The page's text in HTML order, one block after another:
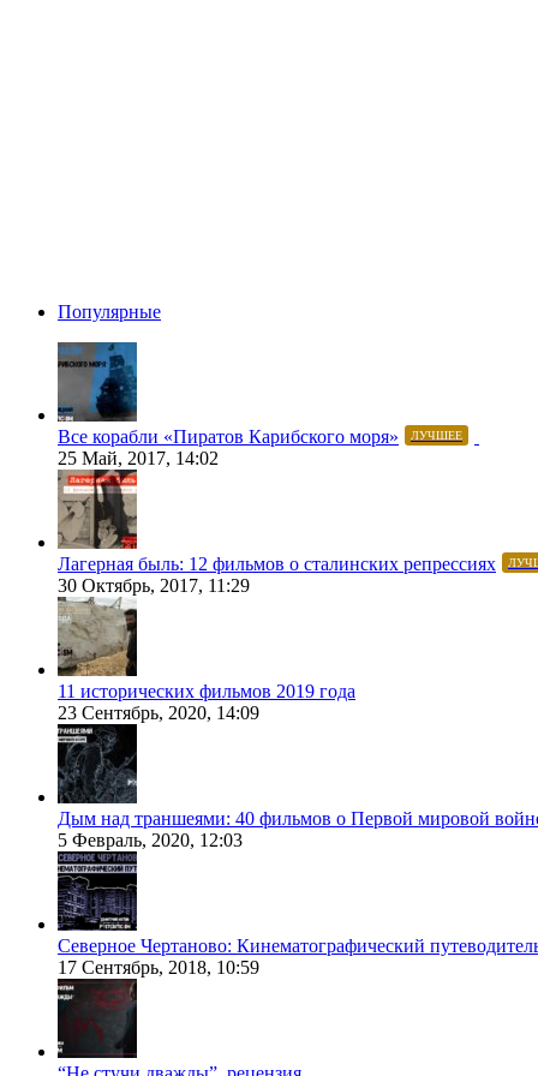
Популярные
Все корабли «Пиратов Карибского моря» ЛУЧШЕЕ
25 Май, 2017, 14:02
Лагерная быль: 12 фильмов о сталинских репрессиях
30 Октябрь, 2017, 11:29
11 исторических фильмов 2019 года
23 Сентябрь, 2020, 14:09
Дым над траншеями: 40 фильмов о Первой мировой
5 Февраль, 2020, 12:03
Северное Чертаново: Кинематографический
17 Сентябрь, 2018, 10:59